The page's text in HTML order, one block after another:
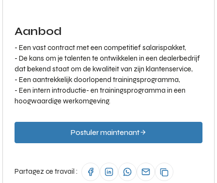
Aanbod
- Een vast contract met een competitief salarispakket,
- De kans om je talenten te ontwikkelen in een dealerbedrijf
dat bekend staat om de kwaliteit van zijn klantenservice,
- Een aantrekkelijk doorlopend trainingsprogramma,
- Een intern introductie- en trainingsprogramma in een
hoogwaardige werkomgeving.
Postuler maintenant
Partagez ce travail :